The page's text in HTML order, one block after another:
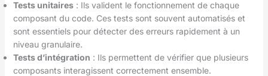
Tests unitaires: Ils valident le fonctionnement de chaque
composant du code. Ces tests sont souvent automatisés et
sont essentiels pour détecter des erreurs rapidement à un
niveau granulaire.
Tests d’intégration : Ils permettent de vérifier que plusieurs
composants interagissent correctement ensemble.